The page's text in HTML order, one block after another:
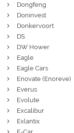
Dongfeng
Doninvest
Donkervoort
DS
DW Hower
Eagle
Eagle Cars
Enovate (Enoreve)
Everus
Evolute
Excalibur
Exlantix